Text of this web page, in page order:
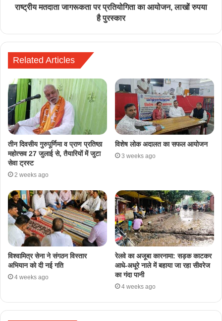
राष्ट्रीय मतदाता जागरूकता पर प्रतियोगिता का आयोजन, लाखों रुपया
है पुरस्कार
Related Articles
तीन दिवसीय गुरुपूर्णिमा व प्राण प्रतिष्ठा
महोत्सव 27 जुलाई से, तैयारियों में जुटा
सेवा ट्रस्ट
2 weeks ago
विशेष लोक अदालत का सफल आयोजन
3 weeks ago
​विश्वामित्र सेना ने संगठन विस्तार
अभियान को दी नई गति
4 weeks ago
रेलवे का अजूबा कारनामा: सड़क काटकर
आधे-अधूरे नाले में बहाया जा रहा सीवरेज
का गंदा पानी
4 weeks ago